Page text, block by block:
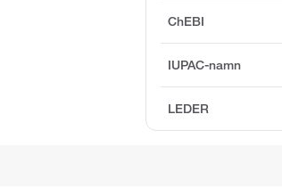
ChEBI
IUPAC-namn
LEDER